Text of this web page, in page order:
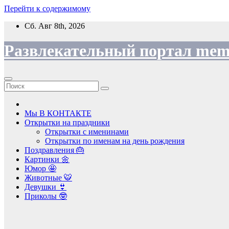
Перейти к содержимому
Сб. Авг 8th, 2026
Развлекательный портал
Мы В КОНТАКТЕ
Открытки на праздники
Открытки с именинами
Открытки по именам на день рождения
Поздравления 🎂
Картинки 🌼
Юмор 🤩
Животные 🐯
Девушки 👙
Приколы 🤓